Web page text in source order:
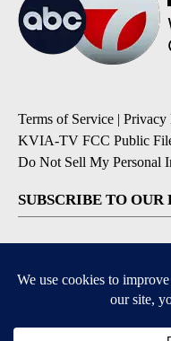
Terms of Service | Privacy
KVIA-TV FCC Public
Do Not Sell My Personal
SUBSCRIBE TO
Severe Weather
Daily News Updates